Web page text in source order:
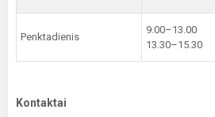
Penktadienis
9.00–13.00
13.30–15.30
Kontaktai